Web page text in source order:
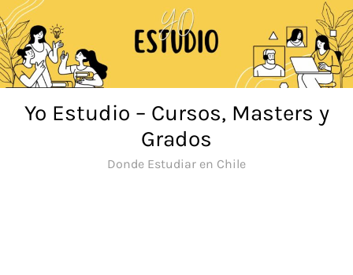
Saltar
al
contenido
Yo Estudio – Cursos, Masters y
Grados
Donde Estudiar en Chile